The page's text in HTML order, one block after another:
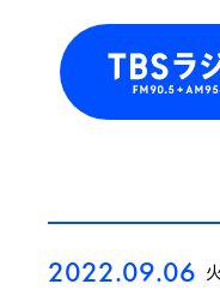
2022.09.06